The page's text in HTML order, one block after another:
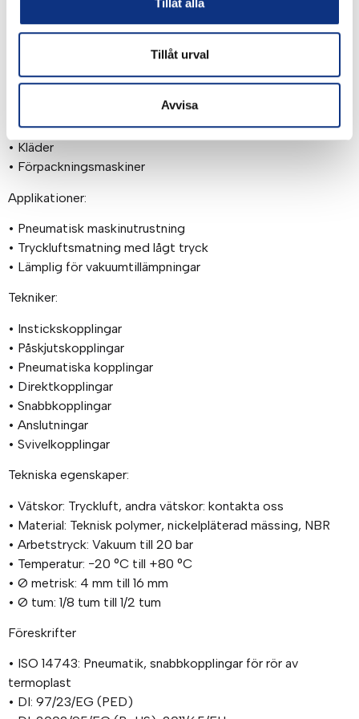
Tillåt alla
Tillåt urval
Avvisa
Marknader:
• Fordonsmonteringsanläggningar
• Halvledare
• Kläder
• Förpackningsmaskiner
Applikationer:
• Pneumatisk maskinutrustning
• Tryckluftsmatning med lågt tryck
• Lämplig för vakuumtillämpningar
Tekniker:
• Instickskopplingar
• Påskjutskopplingar
• Pneumatiska kopplingar
• Direktkopplingar
• Snabbkopplingar
• Anslutningar
• Svivelkopplingar
Tekniska egenskaper:
• Vätskor: Tryckluft, andra vätskor: kontakta oss
• Material: Teknisk polymer, nickelpläterad mässing, NBR
• Arbetstryck: Vakuum till 20 bar
• Temperatur: −20 °C till +80 °C
• Ø metrisk: 4 mm till 16 mm
• Ø tum: 1/8 tum till 1/2 tum
Föreskrifter
• ISO 14743: Pneumatik, snabbkopplingar för rör av
termoplast
• DI: 97/23/EG (PED)